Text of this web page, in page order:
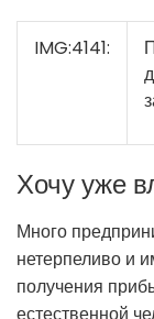
IMG:4141:
Хочу уже
Много
нетерпеливо и
получения